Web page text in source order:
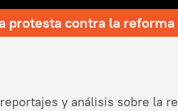
protesta contra la
y análisis sobre la